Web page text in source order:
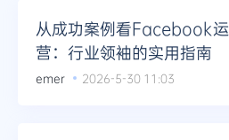
从成功案例看Facebook运
营：行业领袖的实用指南
emer 2026-5-30 11:03